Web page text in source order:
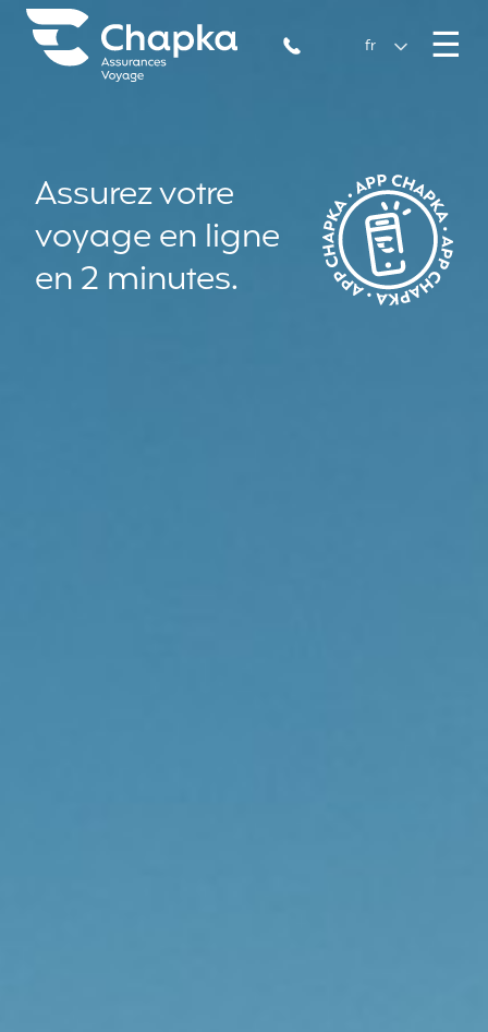
Aller directement au contenu
Chapka Assurances Voyages
+33 1 74 85 50 50
fr ☰
Assurez votre
voyage en ligne
en 2 minutes.